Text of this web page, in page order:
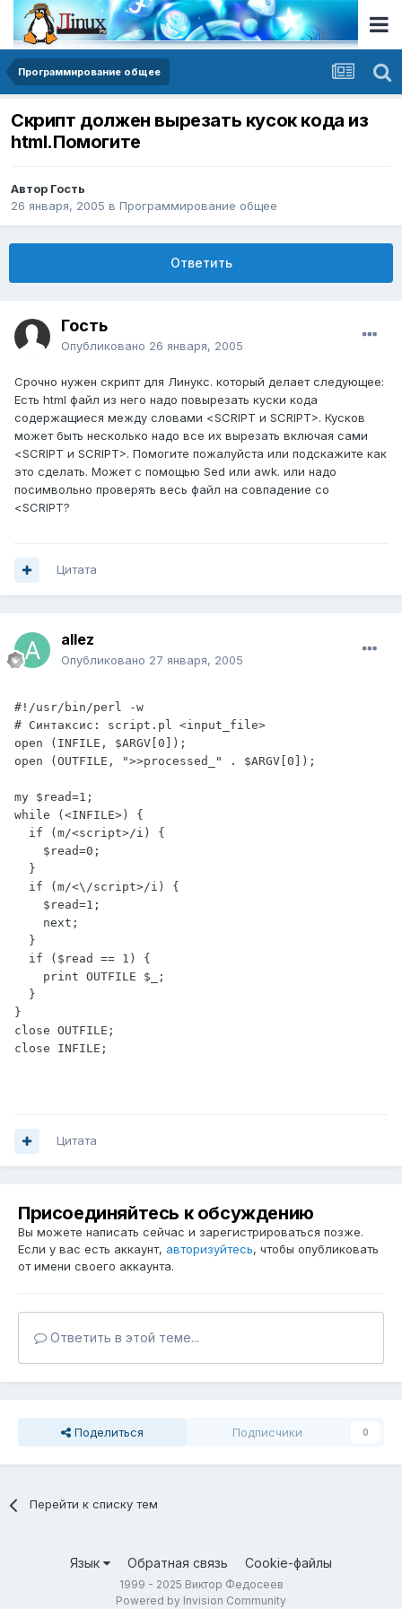
Программирование общее
Скрипт должен вырезать кусок кода из
html.Помогите
Автор Гость
26 января, 2005 в Программирование общее
Ответить
Гость
Опубликовано 26 января, 2005
Срочно нужен скрипт для Линукс. который делает следующее:
Есть html файл из него надо повырезать куски кода
содержащиеся между словами <SCRIPT и SCRIPT>. Кусков
может быть несколько надо все их вырезать включая сами
<SCRIPT и SCRIPT>. Помогите пожалуйста или подскажите как
это сделать. Может с помощью Sed или awk. или надо
посимвольно проверять весь файл на совпадение со
<SCRIPT?
Цитата
allez
Опубликовано 27 января, 2005
#!/usr/bin/perl -w
# Синтаксис: script.pl <input_file>
open (INFILE, $ARGV[0]);
open (OUTFILE, ">>processed_" . $ARGV[0]);
my $read=1;
while (<INFILE>) {
}
close OUTFILE;
close INFILE;
Цитата
Присоединяйтесь к обсуждению
Вы можете написать сейчас и зарегистрироваться позже.
Если у вас есть аккаунт, авторизуйтесь, чтобы опубликовать
от имени своего аккаунта.
Ответить в этой теме...
Поделиться Подписчики 0
Перейти к списку тем
Язык Обратная связь Cookie-файлы
1999 - 2025 Виктор Федосеев
Powered by Invision Community